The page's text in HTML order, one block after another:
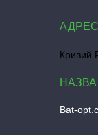
Кривий
Bat-